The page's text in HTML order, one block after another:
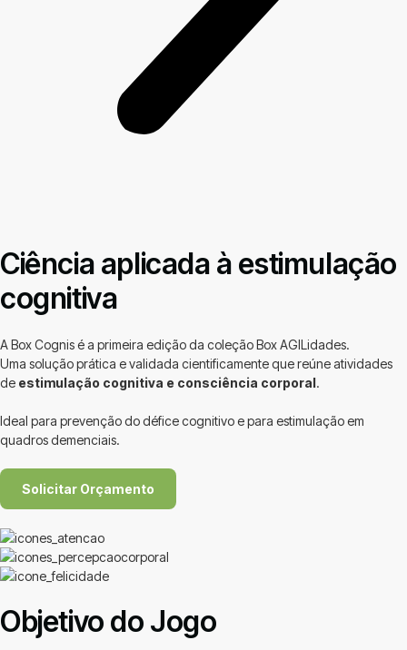
Ciência aplicada à estimulação
cognitiva
A Box Cognis é a primeira edição da coleção Box AGILidades.
Uma solução prática e validada cientificamente que reúne atividades
de estimulação cognitiva e consciência corporal.
Ideal para prevenção do défice cognitivo e para estimulação em
quadros demenciais.
Solicitar Orçamento
Objetivo do Jogo